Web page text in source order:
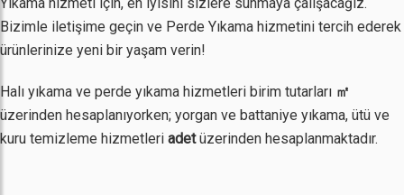
Bizimle iletişime geçin ve Perde Yıkama hizmetini tercih ederek
ürünlerinize yeni bir yaşam verin!
Halı yıkama ve perde yıkama hizmetleri birim tutarları ㎡
üzerinden hesaplanıyorken; yorgan ve battaniye yıkama, ütü ve
kuru temizleme hizmetleri adetüzerinden hesaplanmaktadır.